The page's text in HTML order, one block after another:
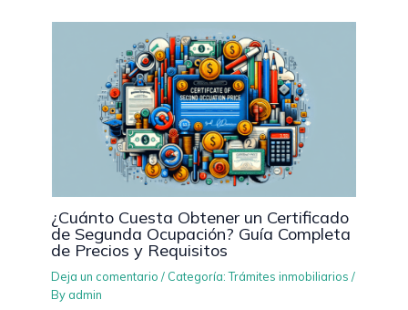
¿Cuánto Cuesta Obtener un Certificado
de Segunda Ocupación? Guía Completa
de Precios y Requisitos
Deja un comentario / Categoría: Trámites inmobiliarios /
By admin